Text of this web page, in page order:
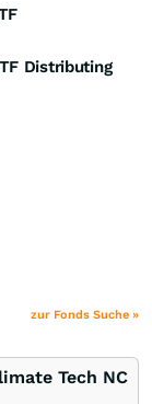
Distributing
zur Fonds Suche »
Tech NC